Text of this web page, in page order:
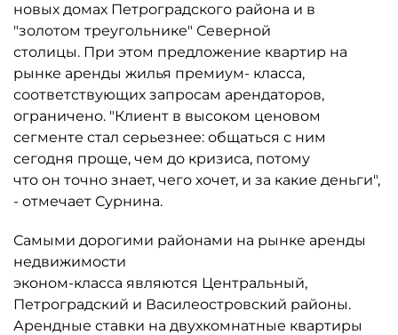
новых домах Петроградского района и в
"золотом треугольнике" Северной
столицы. При этом предложение квартир на
рынке аренды жилья премиум- класса,
соответствующих запросам арендаторов,
ограничено. "Клиент в высоком ценовом
сегменте стал серьезнее: общаться с ним
сегодня проще, чем до кризиса, потому
что он точно знает, чего хочет, и за какие деньги",
- отмечает Сурнина.
Самыми дорогими районами на рынке аренды
недвижимости
эконом-класса являются Центральный,
Петроградский и Василеостровский районы.
Арендные ставки на двухкомнатные квартиры